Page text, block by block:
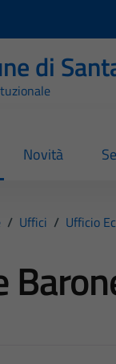
di
Novità
/ Uffici / Ufficio